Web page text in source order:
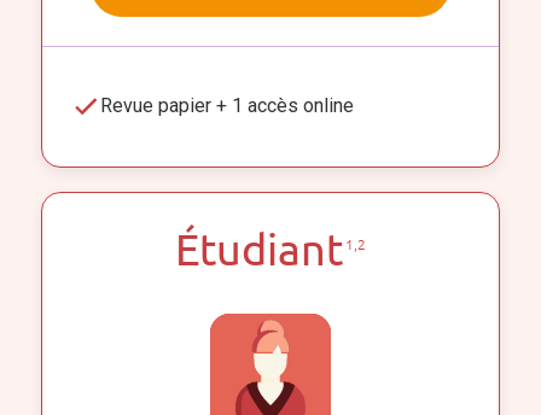
Revue papier + 1 accès online
Étudiant1,2